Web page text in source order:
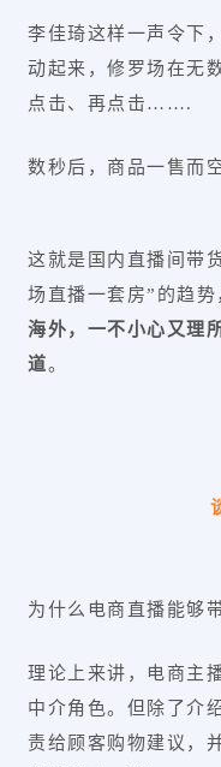
李佳琦这样一声令下
动起来，修罗场在无
点击、再点击…….
数秒后，商品一售而空
这就是国内直播间带
场直播一套房”的趋势
海外，一不小心又理
道。
为什么电商直播能够
理论上来讲，电商主
中介角色。但除了介
责给顾客购物建议，